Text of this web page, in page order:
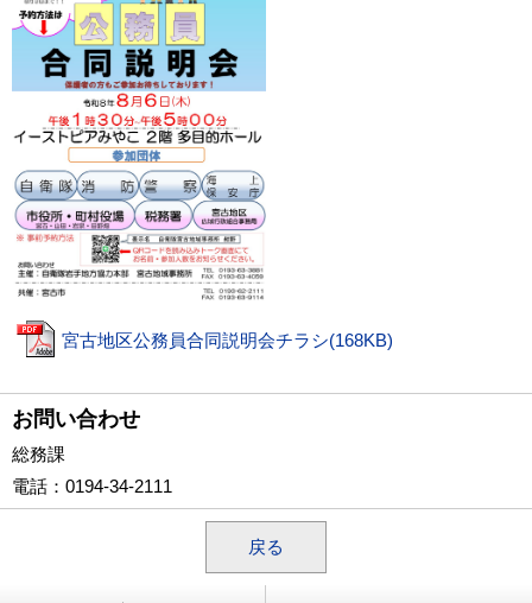
宮古地区公務員合同説明会チラシ(168KB)
お問い合わせ
総務課
電話 ：0194-34-2111
戻る